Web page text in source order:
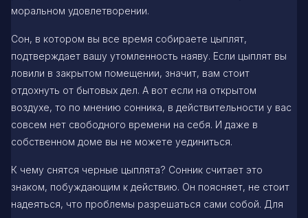
моральном удовлетворении.
Сон, в котором вы все время собираете цыплят,
подтверждает вашу утомленность наяву. Если цыплят вы
ловили в закрытом помещении, значит, вам стоит
отдохнуть от бытовых дел. А вот если на открытом
воздухе, то по мнению сонника, в действительности у вас
совсем нет свободного времени на себя. И даже в
собственном доме вы не можете уединиться.
К чему снятся черные цыплята? Сонник считает это
знаком, побуждающим к действию. Он поясняет, не стоит
надеяться, что проблемы разрешаться сами собой. Для